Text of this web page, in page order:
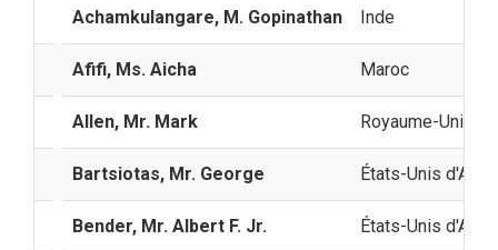
Achamkulangare, M. Gopinathan Inde
Afifi, Ms. Aicha Maroc
Allen, Mr. Mark Royaume-Uni de
Bartsiotas, Mr. George États-Unis
Bender, Mr. Albert F. Jr. États-Unis